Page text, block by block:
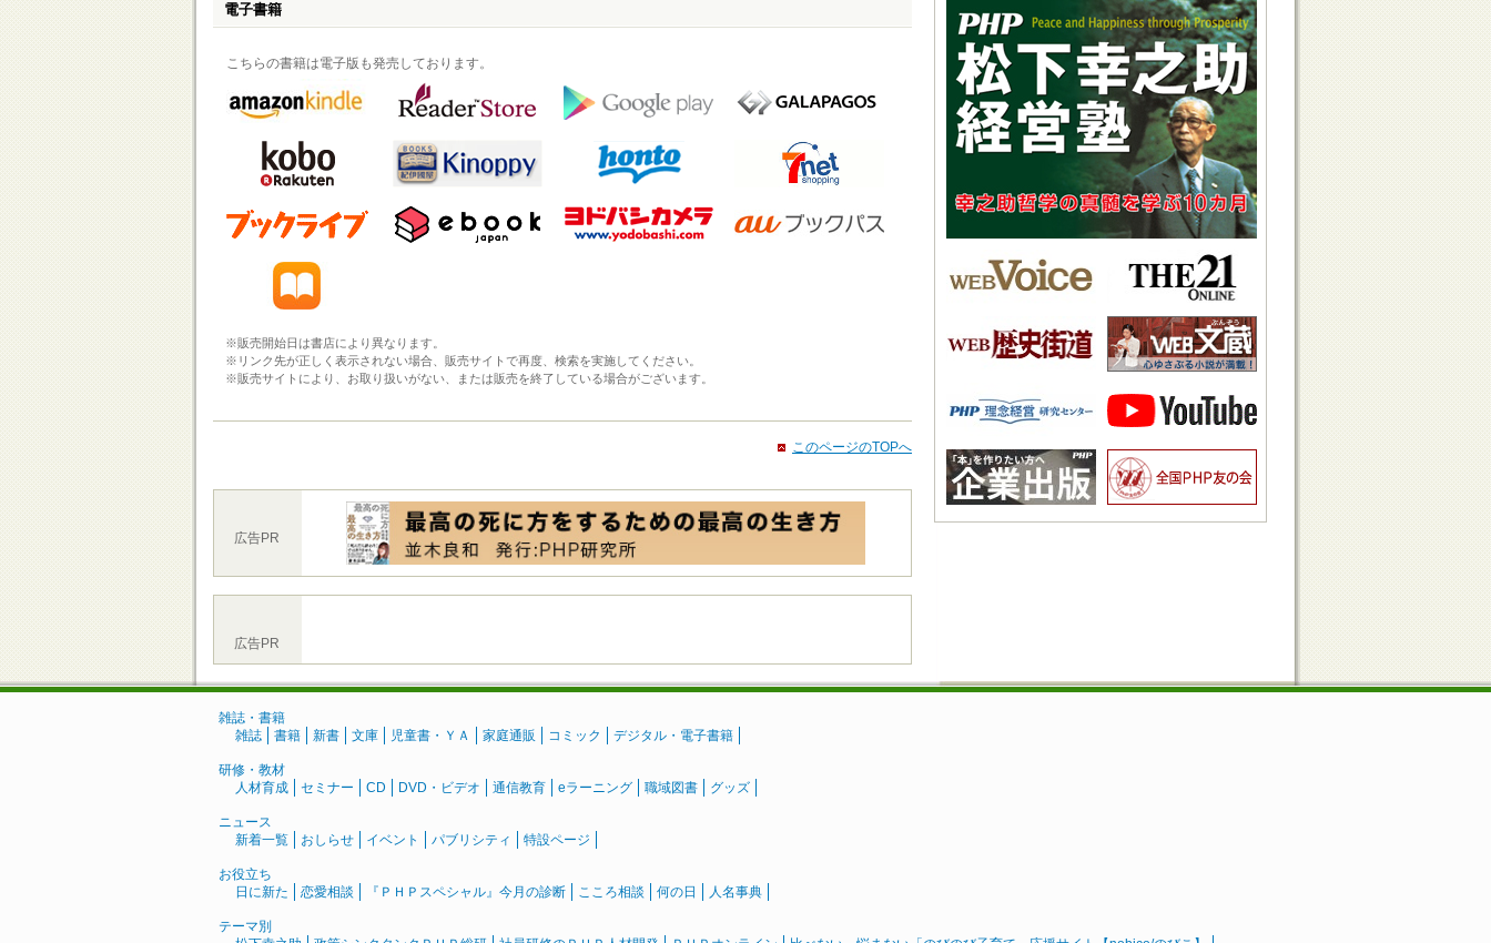
電子書籍
こちらの書籍は電子版も発売しております。
※販売開始日は書店により異なります。
※リンク先が正しく表示されない場合、販売サイトで再度、検索を実施してください。
※販売サイトにより、お取り扱いがない、または販売を終了している場合がございます。
このページのTOPへ
広告PR
広告PR
雑誌・書籍
雑誌
書籍 新書 文庫 児童書・ＹＡ 家庭通販 コミック デジタル・電子書籍
研修・教材
人材育成
セミナー CD DVD・ビデオ 通信教育 eラーニング 職域図書 グッズ
ニュース
新着一覧
おしらせ イベント パブリシティ 特設ページ
お役立ち
日に新た
恋愛相談 『ＰＨＰスペシャル』今月の診断 こころ相談 何の日 人名事典
テーマ別